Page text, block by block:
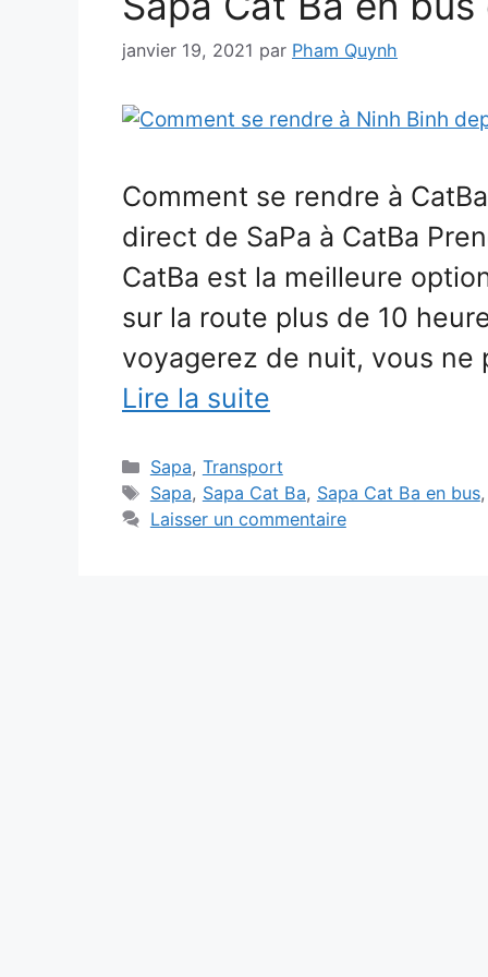
janvier 19, 2021 par Pham Quynh
Comment se rendre à
direct de SaPa à CatBa
CatBa est la meilleure
sur la route plus de 10
voyagerez de nuit, vous
Lire la suite
Catégories
Sapa, Transport
Étiquettes
Sapa, Sapa Cat Ba, Sapa Cat Ba en bus,
Laisser un commentaire